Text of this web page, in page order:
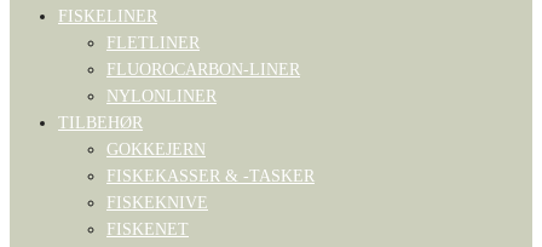
FISKELINER
FLETLINER
FLUOROCARBON-LINER
NYLONLINER
TILBEHØR
GOKKEJERN
FISKEKASSER & -TASKER
FISKEKNIVE
FISKENET